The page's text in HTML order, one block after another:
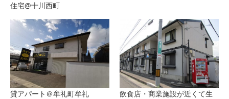
住宅@十川西町
貸アパート＠牟礼町牟礼 飲食店・商業施設が近くて生